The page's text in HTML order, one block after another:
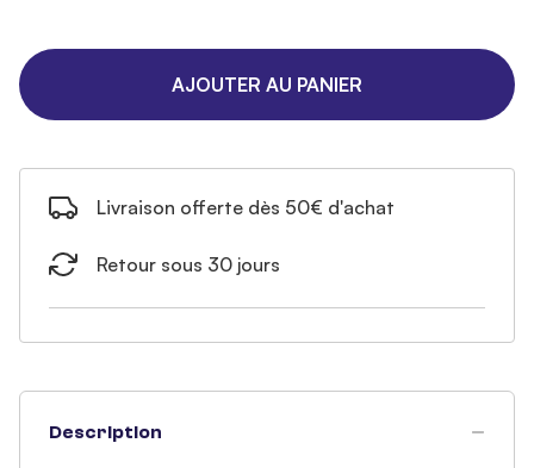
AJOUTER AU PANIER
Livraison offerte dès 50€ d'achat
Retour sous 30 jours
Description